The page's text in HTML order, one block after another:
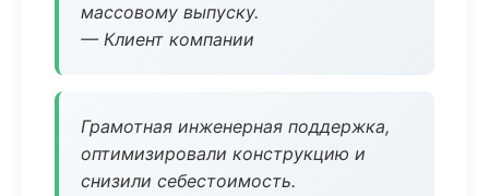
массовому выпуску.
— Клиент компании
Грамотная инженерная поддержка,
оптимизировали конструкцию и
снизили себестоимость.